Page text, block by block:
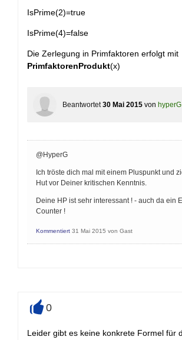
IsPrime(2)=true
IsPrime(4)=false
Die Zerlegung in Primfaktoren erfolgt mit
PrimfaktorenProdukt(x)
Beantwortet 30 Mai 2015 von hyperG
@HyperG
Ich tröste dich mal mit einem Pluspunkt und
Hut vor Deiner kritischen Kenntnis.
Deine HP ist sehr interessant ! - auch da ein
Counter !
Kommentiert 31 Mai 2015 von Gast
+
0
Leider gibt es keine konkrete Formel für